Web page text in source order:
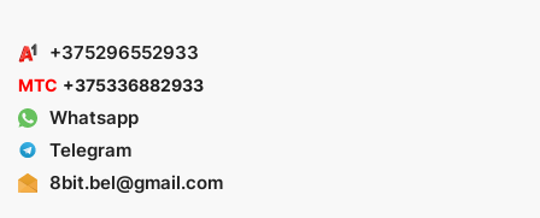
+375296552933
МТС +375336882933
Whatsapp
Telegram
8bit.bel@gmail.com